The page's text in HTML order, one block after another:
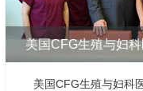
美国CFG生殖与妇
美国CFG生殖与妇科